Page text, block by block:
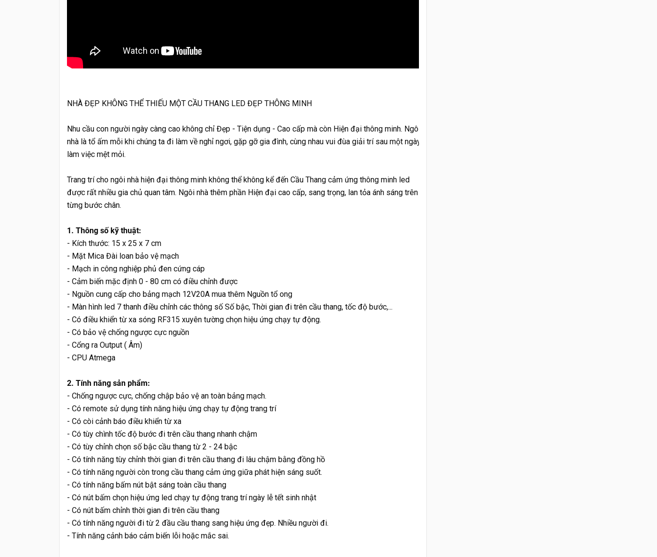
NHÀ ĐẸP KHÔNG THỂ THIẾU MỘT CẦU THANG LED ĐẸP THÔNG MINH
Nhu cầu con người ngày càng cao không chỉ Đẹp - Tiện dụng - Cao cấp mà còn Hiện đại thông minh. Ngôi
nhà là tổ ấm mỗi khi chúng ta đi làm về nghỉ ngơi, gặp gỡ gia đình, cùng nhau vui đùa giải trí sau một ngày
làm việc mệt mỏi.
Trang trí cho ngôi nhà hiện đại thông minh không thể không kể đến Cầu Thang cảm ứng thông minh led
được rất nhiều gia chủ quan tâm. Ngôi nhà thêm phần Hiện đại cao cấp, sang trọng, lan tỏa ánh sáng trên
từng bước chân.
1. Thông số kỹ thuật:
- Kích thước: 15 x 25 x 7 cm
- Mặt Mica Đài loan bảo vệ mạch
- Mạch in công nghiệp phủ đen cứng cáp
- Cảm biến mặc định 0 - 80 cm có điều chỉnh được
- Nguồn cung cấp cho bảng mạch 12V20A mua thêm Nguồn tổ ong
- Màn hình led 7 thanh điều chỉnh các thông số Số bậc, Thời gian đi trên cầu thang, tốc độ bước,...
- Có điều khiển từ xa sóng RF315 xuyên tường chọn hiệu ứng chạy tự động.
- Có bảo vệ chống ngược cực nguồn
- Cổng ra Output ( Âm)
- CPU Atmega
2. Tính năng sản phẩm:
- Chống ngược cực, chống chập bảo vệ an toàn bảng mạch.
- Có remote sử dụng tính năng hiệu ứng chạy tự động trang trí
- Có còi cảnh báo điều khiển từ xa
- Có tùy chình tốc độ bước đi trên cầu thang nhanh chậm
- Có tùy chỉnh chọn số bậc cầu thang từ 2 - 24 bậc
- Có tính năng tùy chỉnh thời gian đi trên cầu thang đi lâu chậm bằng đồng hồ
- Có tính năng người còn trong cầu thang cảm ứng giữa phát hiện sáng suốt.
- Có tính năng bấm nút bật sáng toàn cầu thang
- Có nút bấm chọn hiệu ứng led chạy tự động trang trí ngày lễ tết sinh nhật
- Có nút bấm chỉnh thời gian đi trên cầu thang
- Có tính năng người đi từ 2 đầu cầu thang sang hiệu ứng đẹp. Nhiều người đi.
- Tính năng cảnh báo cảm biến lỗi hoặc mắc sai.